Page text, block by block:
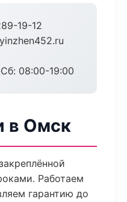
19-12
08:00-19:00
в Омск
Работаем
гарантию до